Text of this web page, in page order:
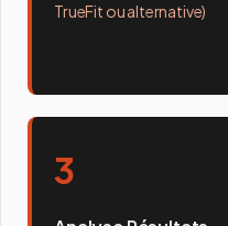
TrueFit ou alternative)
3